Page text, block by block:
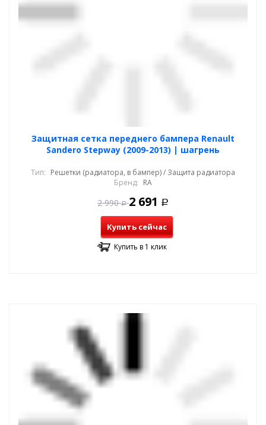
Защитная сетка переднего бампера Renault
Sandero Stepway (2009-2013) | шагрень
Тип: Решетки (радиатора, в бампер) / Защита радиатора
Бренд: RA
2 990 Р 2 691 Р
Купить сейчас
Купить в 1 клик